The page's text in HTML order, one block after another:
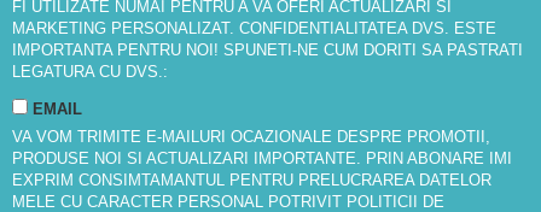
FI UTILIZATE NUMAI PENTRU A VA OFERI ACTUALIZARI SI
MARKETING PERSONALIZAT. CONFIDENTIALITATEA DVS. ESTE
IMPORTANTA PENTRU NOI! SPUNETI-NE CUM DORITI SA PASTRATI
LEGATURA CU DVS.:
EMAIL
VA VOM TRIMITE E-MAILURI OCAZIONALE DESPRE PROMOTII,
PRODUSE NOI SI ACTUALIZARI IMPORTANTE. PRIN ABONARE IMI
EXPRIM CONSIMTAMANTUL PENTRU PRELUCRAREA DATELOR
MELE CU CARACTER PERSONAL POTRIVIT POLITICII DE